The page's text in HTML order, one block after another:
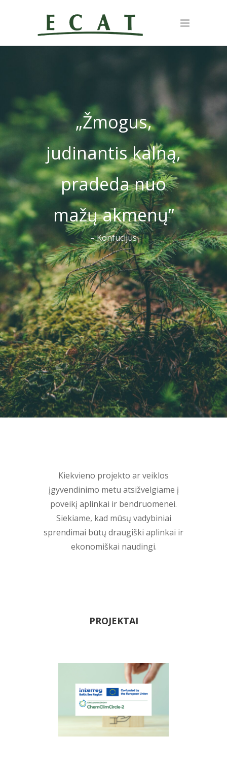
„Žmogus,
judinantis kalną,
pradeda nuo
mažų akmenų”
– Konfucijus
Kiekvieno projekto ar veiklos
įgyvendinimo metu atsižvelgiame į
poveikį aplinkai ir bendruomenei.
Siekiame, kad mūsų vadybiniai
sprendimai būtų draugiški aplinkai ir
ekonomiškai naudingi.
PROJEKTAI